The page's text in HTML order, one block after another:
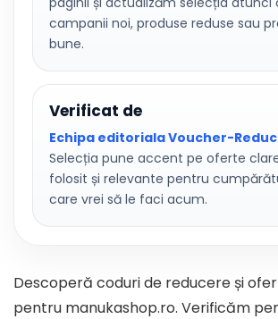
campanii noi, produse reduse sau
bune.
Verificat de
Echipa editoriala Voucher-
Selecția pune accent pe oferte
folosit și relevante pentru
care vrei să le faci acum.
Descoperă coduri de reducere și
pentru manukashop.ro. Verificăm